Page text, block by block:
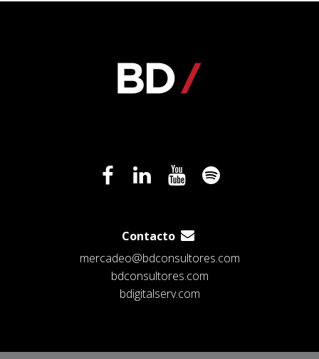
Contacto
mercadeo@bdconsultores.com
bdconsultores.com
bdigitalserv.com